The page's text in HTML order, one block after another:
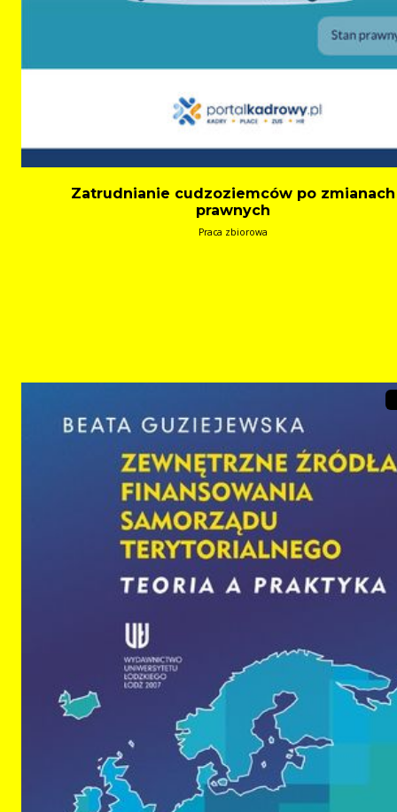
Zatrudnianie cudzoziemców po zmianach
prawnych
Praca zbiorowa